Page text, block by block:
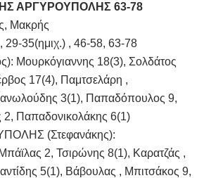
ΑΡΓΥΡΟΥΠΟΛΗΣ 63-78
Μακρής
29-35(ημιχ.) , 46-58, 63-78
Μουρκόγιαννης 18(3), Σολδάτος
17(4), Παμτσελάρη ,
3(1), Παπαδόπουλος 9,
Παπαδονικολάκης 6(1)
(Στεφανάκης):
2, Τσιρώνης 8(1), Καρατζάς ,
5(1), Βάβουλας , Μπιτσάκος 9,